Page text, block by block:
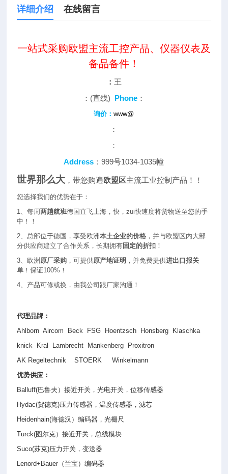
详细介绍 在线留言
一站式采购欧盟主流工控产品、仪器仪表及
备品备件！
： 王
：(直线)
Phone ：
询价：www@
：
：
Address ：999号1034-1035幢
世界那么大 ，带您购遍欧盟区主流工业控制产品！！
您选择我们的优势在于：
1、每周两趟航班德国直飞上海，快，zui快速度将货物送至您的手
中！！
2、总部位于德国，享受欧洲本土企业的价格 ，并与欧盟区内大部
分供应商建立了合作关系，长期拥有固定的折扣 ！
3、欧洲 原厂采购 ，可提供原产地证明 ，并免费提供进出口报关
单 ！保证100%！
4、产品可修或换，由我公司跟厂家沟通！
代理品牌：
Ahlborn Aircom Beck FSG Hoentzsch Honsberg Klaschka
knick Kral Lambrecht Mankenberg Proxitron
AK Regeltechnik STOERK Winkelmann
优势供应：
Balluff(巴鲁夫）接近开关，光电开关，位移传感器
Hydac(贺德克)压力传感器，温度传感器，滤芯
Heidenhain(海德汉）编码器，光栅尺
Turck(图尔克）接近开关，总线模块
Suco(苏克)压力开关，变送器
Lenord+Bauer （兰宝）编码器